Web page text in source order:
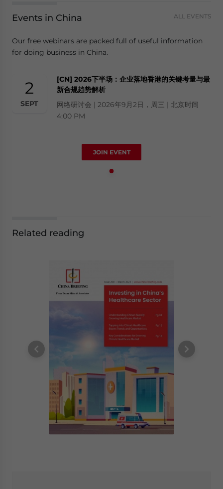
Events in China ALL EVENTS
Our free webinars are packed full of useful information
for doing business in China.
2
SEPT
[CN] 2026下半场：企业落地香港的关键考量与最
新合规趋势解析
网络研讨会 | 2026年9月2日，周三 | 北京时间
4:00 PM
JOIN EVENT
Related reading